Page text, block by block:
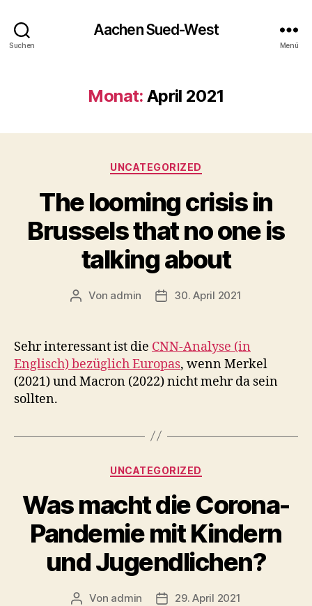
Suchen
Aachen Sued-West
Menü
Monat: April 2021
Kategorien
UNCATEGORIZED
The looming crisis in
Brussels that no one is
talking about
Beitragsautor
Von admin Veröffentlichungsdatum
30. April 2021
Sehr interessant ist die CNN-Analyse (in
Englisch) bezüglich Europas, wenn Merkel
(2021) und Macron (2022) nicht mehr da sein
sollten.
Kategorien
UNCATEGORIZED
Was macht die Corona-
Pandemie mit Kindern
und Jugendlichen?
Beitragsautor
Von admin Veröffentlichungsdatum
29. April 2021